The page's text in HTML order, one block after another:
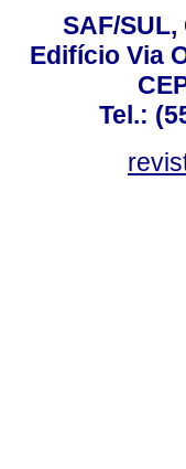
SAF/
Edifício Via
Tel.: